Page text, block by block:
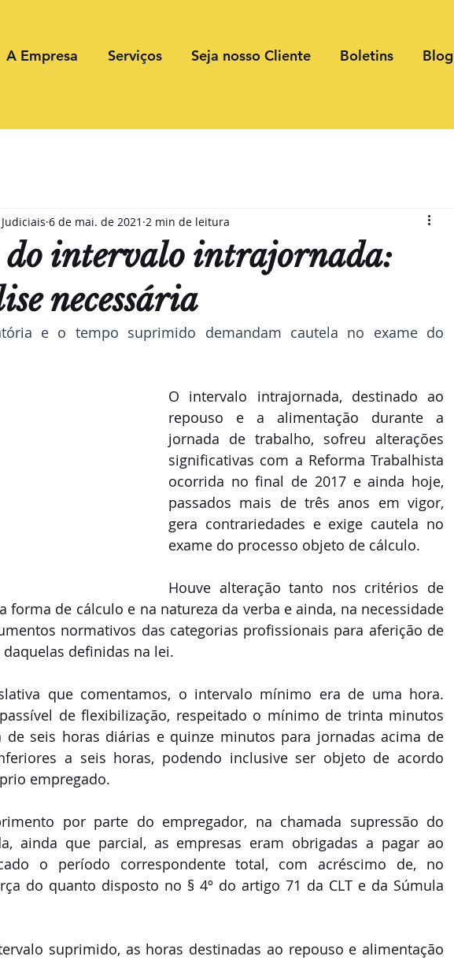
A Empresa Serviços Seja nosso Cliente Boletins Blog
do intervalo intrajornada:
necessária
6 de mai. de 2021 2 min de leitura
e o tempo suprimido demandam cautela no exame do
O intervalo intrajornada, destinado ao
repouso e a alimentação durante a
jornada de trabalho, sofreu alterações
significativas com a Reforma Trabalhista
ocorrida no final de 2017 e ainda hoje,
passados mais de três anos em vigor,
gera contrariedades e exige cautela no
exame do processo objeto de cálculo.
Houve alteração tanto nos critérios de
forma de cálculo e na natureza da verba e ainda, na necessidade
normativos das categorias profissionais para aferição de
definidas na lei.
que comentamos, o intervalo mínimo era de uma hora.
de flexibilização, respeitado o mínimo de trinta minutos
de seis horas diárias e quinze minutos para jornadas acima de
a seis horas, podendo inclusive ser objeto de acordo
empregado.
por parte do empregador, na chamada supressão do
ainda que parcial, as empresas eram obrigadas a pagar ao
o período correspondente total, com acréscimo de, no
do quanto disposto no § 4º do artigo 71 da CLT e da Súmula
suprimido, as horas destinadas ao repouso e alimentação